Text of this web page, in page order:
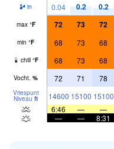
in 0.04 0.2 0.2
max °F 72 73 72
min °F 68 73 68
chill °F 68 73 68
Vocht. % 72 71 78
Vriespunt
Niveau ft 14600 15100 15100
6:46
— —
—
— 8:31